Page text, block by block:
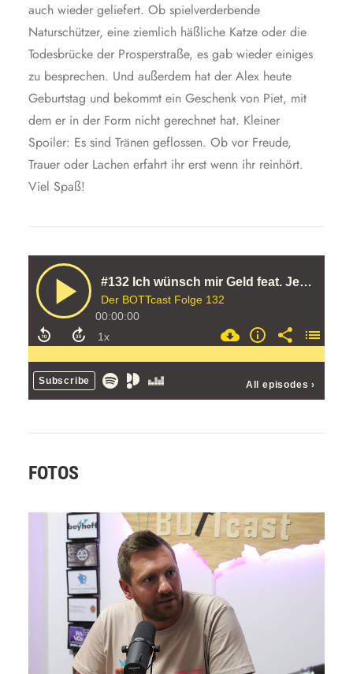
auch wieder geliefert. Ob spielverderbende
Naturschützer, eine ziemlich häßliche Katze oder die
Todesbrücke der Prosperstraße, es gab wieder einiges
zu besprechen. Und außerdem hat der Alex heute
Geburtstag und bekommt ein Geschenk von Piet, mit
dem er in der Form nicht gerechnet hat. Kleiner
Spoiler: Es sind Tränen geflossen. Ob vor Freude,
Trauer oder Lachen erfahrt ihr erst wenn ihr reinhört.
Viel Spaß!
FOTOS